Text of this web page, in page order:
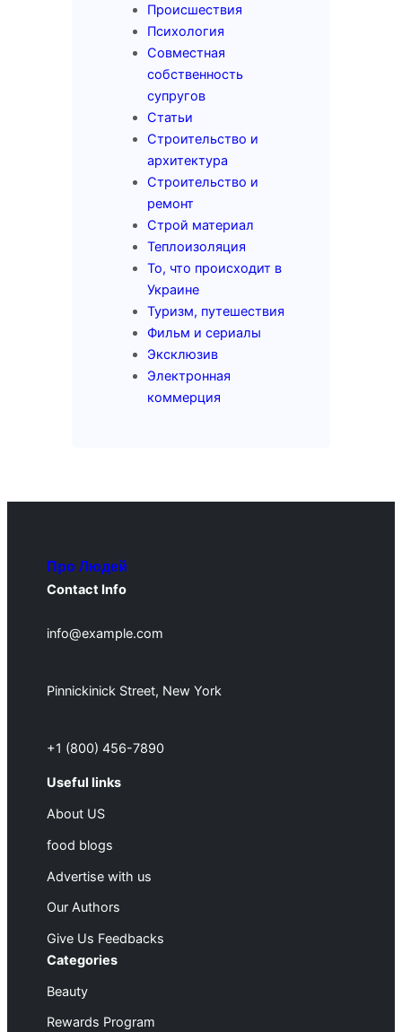
Происшествия
Психология
Совместная
собственность
супругов
Статьи
Строительство и
архитектура
Строительство и
ремонт
Строй материал
Теплоизоляция
То, что происходит в
Украине
Туризм, путешествия
Фильм и сериалы
Эксклюзив
Электронная
коммерция
Про Людей
Contact Info
info@example.com
Pinnickinick Street, New York
+1 (800) 456-7890
Useful links
About US
food blogs
Advertise with us
Our Authors
Give Us Feedbacks
Categories
Beauty
Rewards Program